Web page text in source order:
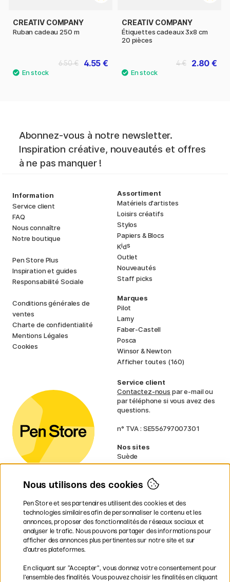
CREATIV COMPANY
Ruban cadeau 250 m
4.55 €
6.50 €
CREATIV COMPANY
Étiquettes cadeaux 3x8 cm
20 pièces
2.80 €
4 €
Abonnez-vous à notre newsletter.
Inspiration créative, nouveautés et offres
à ne pas manquer !
Information
Service client
FAQ
Nous connaître
Notre boutique
Pen Store Plus
Inspiration et guides
Responsabilité Sociale
Conditions générales de
ventes
Charte de confidentialité
Mentions Légales
Cookies
Assortiment
Matériels d'artistes
Loisirs créatifs
Stylos
Papiers & Blocs
Kids
Outlet
Nouveautés
Staff picks
Marques
Pilot
Lamy
Faber-Castell
Posca
Winsor & Newton
Afficher toutes (160)
Service client
Contactez-nous par e-mail ou
par téléphone si vous avez des
questions.
n° TVA : SE556797007301
Nos sites
Suède
Norvège
Finlande
Irlande
Pays-Bas
Royaume-Uni
UE
volumineux.
Nous utilisons des cookies
Pen Store et ses partenaires utilisent des cookies et des
technologies similaires afin de personnaliser le contenu et les
annonces, proposer des fonctionnalités de réseaux sociaux et
analyser le trafic. Nous pouvons partager des informations pour
afficher des annonces plus pertinentes sur notre site et sur
d’autres plateformes.
En cliquant sur ”Accepter”, vous donnez votre consentement pour
l’ensemble des finalités. Vous pouvez choisir les finalités en cliquant